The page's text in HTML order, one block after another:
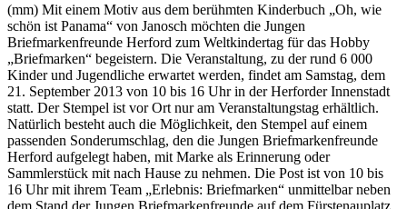
(mm) Mit einem Motiv aus dem berühmten Kinderbuch „Oh, wie
schön ist Panama“ von Janosch möchten die Jungen
Briefmarkenfreunde Herford zum Weltkindertag für das Hobby
„Briefmarken“ begeistern. Die Veranstaltung, zu der rund 6 000
Kinder und Jugendliche erwartet werden, findet am Samstag, dem
21. September 2013 von 10 bis 16 Uhr in der Herforder Innenstadt
statt. Der Stempel ist vor Ort nur am Veranstaltungstag erhältlich.
Natürlich besteht auch die Möglichkeit, den Stempel auf einem
passenden Sonderumschlag, den die Jungen Briefmarkenfreunde
Herford aufgelegt haben, mit Marke als Erinnerung oder
Sammlerstück mit nach Hause zu nehmen. Die Post ist von 10 bis
16 Uhr mit ihrem Team „Erlebnis: Briefmarken“ unmittelbar neben
dem Stand der Jungen Briefmarkenfreunde auf dem Fürstenauplatz